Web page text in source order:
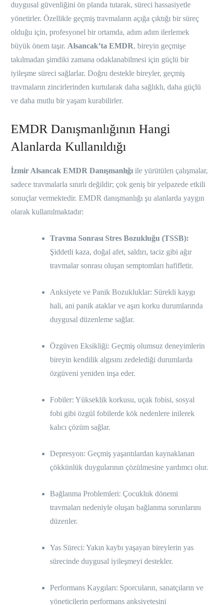
duygusal güvenliğini ön planda tutarak, süreci hassasiyetle
yönetirler. Özellikle geçmiş travmaların açığa çıktığı bir süreç
olduğu için, profesyonel bir ortamda, adım adım ilerlemek
büyük önem taşır. Alsancak’ta EMDR, bireyin geçmişe
takılmadan şimdiki zamana odaklanabilmesi için güçlü bir
iyileşme süreci sağlarlar. Doğru destekle bireyler, geçmiş
travmaların zincirlerinden kurtularak daha sağlıklı, daha güçlü
ve daha mutlu bir yaşam kurabilirler.
EMDR Danışmanlığının Hangi
Alanlarda Kullanıldığı
İzmir Alsancak EMDR Danışmanlığı ile yürütülen çalışmalar,
sadece travmalarla sınırlı değildir; çok geniş bir yelpazede etkili
sonuçlar vermektedir. EMDR danışmanlığı şu alanlarda yaygın
olarak kullanılmaktadır:
Travma Sonrası Stres Bozukluğu (TSSB):
Şiddetli kaza, doğal afet, saldırı, taciz gibi ağır
travmalar sonrası oluşan semptomları hafifletir.
Anksiyete ve Panik Bozukluklar: Sürekli kaygı
hali, ani panik ataklar ve aşırı korku durumlarında
duygusal düzenleme sağlar.
Özgüven Eksikliği: Geçmiş olumsuz deneyimlerin
bireyin kendilik algısını zedelediği durumlarda
özgüveni yeniden inşa eder.
Fobiler: Yükseklik korkusu, uçak fobisi, sosyal
fobi gibi özgül fobilerde kök nedenlere inilerek
kalıcı çözüm sağlar.
Depresyon: Geçmiş yaşantılardan kaynaklanan
çökkünlük duygularının çözülmesine yardımcı olur.
Bağlanma Problemleri: Çocukluk dönemi
travmaları nedeniyle oluşan bağlanma sorunlarını
düzenler.
Yas Süreci: Yakın kaybı yaşayan bireylerin yas
sürecinde duygusal iyileşmeyi destekler.
Performans Kaygıları: Sporcuların, sanatçıların ve
yöneticilerin performans anksiyetesini